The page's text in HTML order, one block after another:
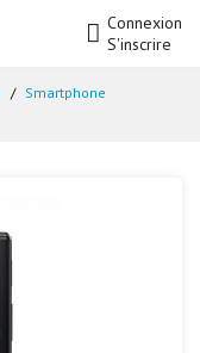
Connexion
S'inscrire
Smartphone